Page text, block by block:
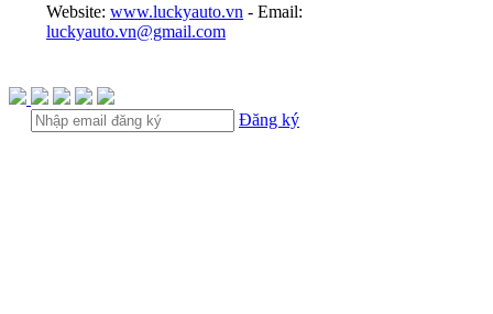
Website: www.luckyauto.vn - Email:
luckyauto.vn@gmail.com
Đăng ký